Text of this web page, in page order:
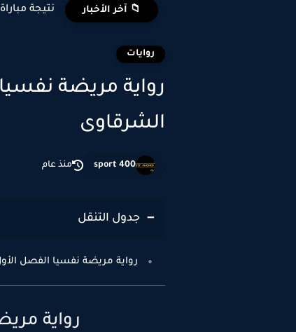
📁 آخر الأخبار نتيجة
روايات
الشرقاوى
sport 400 منذ عام
جدول التنقل
رواية مريضة نفسيا الفصل الأول
رواية